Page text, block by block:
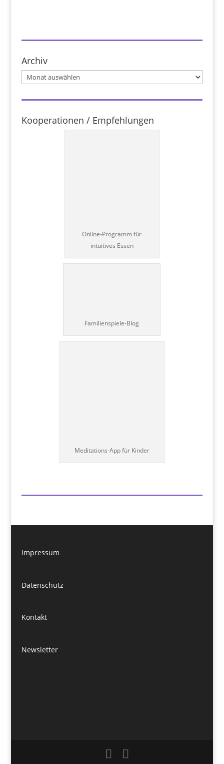
Archiv
Archiv
Kooperationen / Empfehlungen
Online-Programm für
intuitives Essen
Familienspiele-Blog
Meditations-App für Kinder
Impressum
Datenschutz
Kontakt
Newsletter